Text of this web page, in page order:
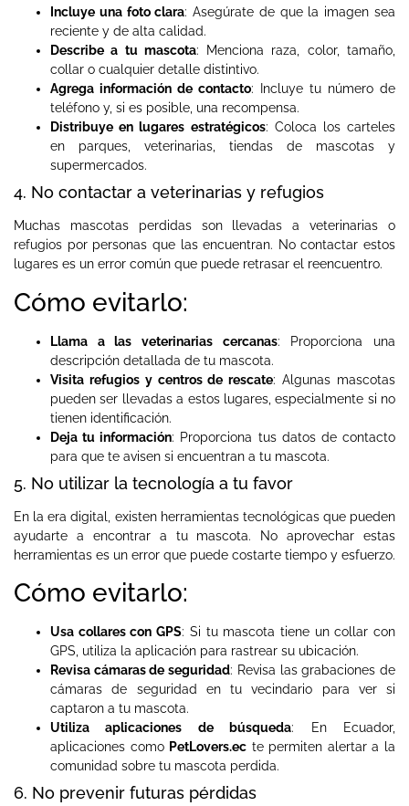
Incluye una foto clara: Asegúrate de que la imagen sea
reciente y de alta calidad.
Describe a tu mascota: Menciona raza, color, tamaño,
collar o cualquier detalle distintivo.
Agrega información de contacto: Incluye tu número de
teléfono y, si es posible, una recompensa.
Distribuye en lugares estratégicos: Coloca los carteles
en parques, veterinarias, tiendas de mascotas y
supermercados.
4. No contactar a veterinarias y refugios
Muchas mascotas perdidas son llevadas a veterinarias o
refugios por personas que las encuentran. No contactar estos
lugares es un error común que puede retrasar el reencuentro.
Cómo evitarlo:
Llama a las veterinarias cercanas: Proporciona una
descripción detallada de tu mascota.
Visita refugios y centros de rescate: Algunas mascotas
pueden ser llevadas a estos lugares, especialmente si no
tienen identificación.
Deja tu información: Proporciona tus datos de contacto
para que te avisen si encuentran a tu mascota.
5. No utilizar la tecnología a tu favor
En la era digital, existen herramientas tecnológicas que pueden
ayudarte a encontrar a tu mascota. No aprovechar estas
herramientas es un error que puede costarte tiempo y esfuerzo.
Cómo evitarlo:
Usa collares con GPS: Si tu mascota tiene un collar con
GPS, utiliza la aplicación para rastrear su ubicación.
Revisa cámaras de seguridad: Revisa las grabaciones de
cámaras de seguridad en tu vecindario para ver si
captaron a tu mascota.
Utiliza aplicaciones de búsqueda: En Ecuador,
aplicaciones como PetLovers.ec te permiten alertar a la
comunidad sobre tu mascota perdida.
6. No prevenir futuras pérdidas